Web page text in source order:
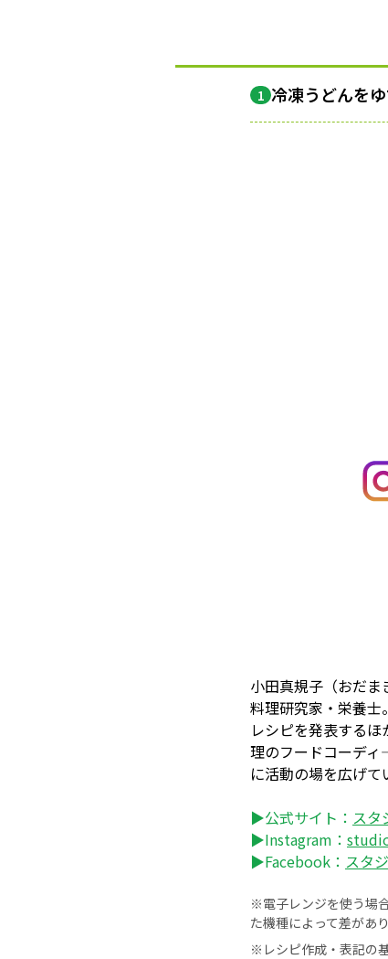
1 冷凍うどんを
小田真規子（おだま
料理研究家・栄養
レシピを発表する
理のフードコーデ
に活動の場を広げて
▶公式サイト： スタ
▶Instagram：
▶Facebook： スタ
※電子レンジを使う場
た機種によって差があ
※レシピ作成・表記の基